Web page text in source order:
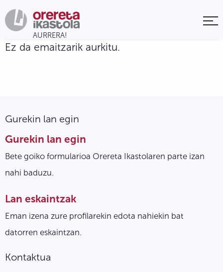
Ez da emaitzarik aurkitu.
Gurekin lan egin
Gurekin lan egin
Bete goiko formularioa Orereta Ikastolaren parte izan
nahi baduzu.
Lan eskaintzak
Eman izena zure profilarekin edota nahiekin bat
datorren eskaintzan.
Kontaktua